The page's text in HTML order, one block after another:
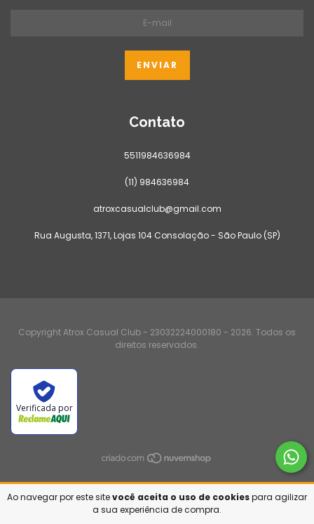
Ao navegar por este sitevocê aceita o uso de cookiespara agilizar
a sua experiência de compra.
Contato
5511984636984
(11) 984636984
atroxcasualclub@gmail.com
Rua Augusta, 1371, Lojas 104 Consolação - São Paulo (SP)
Copyright Atrox Casual Club - 23032224000180 - 2026. Todos os
direitos reservados.
Verificada por